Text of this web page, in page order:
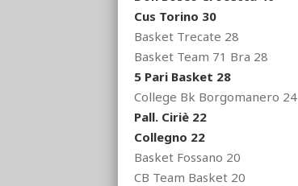
Cus Torino 30
Basket Trecate 28
Basket Team 71 Bra 28
5 Pari Basket 28
College Bk Borgomanero 24
Pall. Ciriè 22
Collegno 22
Basket Fossano 20
CB Team Basket 20